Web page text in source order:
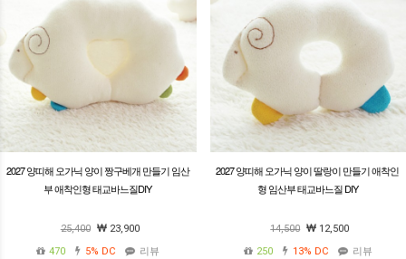
2027 양띠해 오가닉 양이 짱구베개 만들기 임산
부 애착인형 태교바느질DIY
25,400
23,900
470
5% DC 리뷰
2027 양띠해 오가닉 양이 딸랑이 만들기 애착인
형 임산부 태교바느질 DIY
14,500
12,500
250
13% DC 리뷰